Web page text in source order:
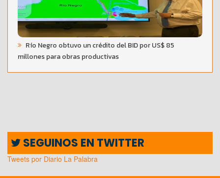
Río Negro obtuvo un crédito del BID por US$ 85
millones para obras productivas
SEGUINOS EN TWITTER
Tweets por Diario La Palabra